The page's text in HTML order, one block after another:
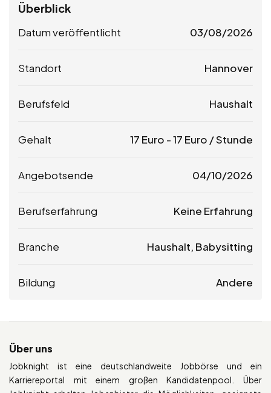
Überblick
Datum veröffentlicht 03/08/2026
Standort Hannover
Berufsfeld Haushalt
Gehalt 17 Euro -17 Euro / Stunde
Angebotsende 04/10/2026
Berufserfahrung Keine Erfahrung
Branche Haushalt, Babysitting
Bildung Andere
Über uns
Jobknight ist eine deutschlandweite Jobbörse und ein
Karriereportal mit einem großen Kandidatenpool. Über